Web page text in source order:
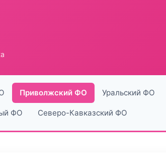
Приволжский ФО Уральский ФО
ФО Северо-Кавказский ФО